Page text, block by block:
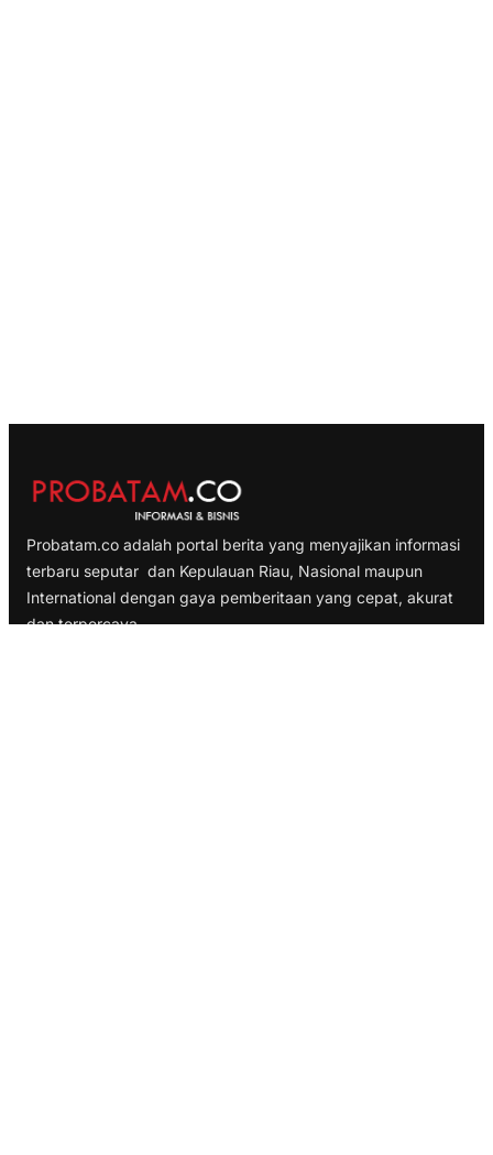
Probatam.co adalah portal berita yang menyajikan informasi
terbaru seputar dan Kepulauan Riau, Nasional maupun
International dengan gaya pemberitaan yang cepat, akurat
dan terpercaya